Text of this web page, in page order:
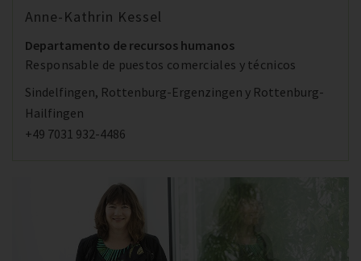
Anne-Kathrin Kessel
Departamento de recursos humanos
Responsable de puestos comerciales y técnicos
Sindelfingen, Rottenburg-Ergenzingen y Rottenburg-
Hailfingen
+49 7031 932-4486